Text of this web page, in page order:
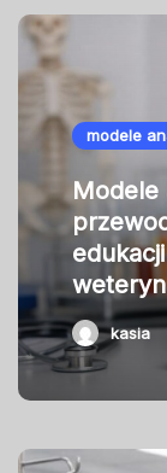
modele
Modele
kasia